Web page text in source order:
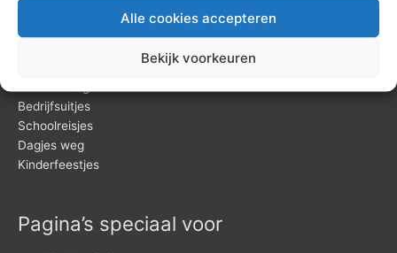
Alle cookies accepteren
Bekijk voorkeuren
De leukste programma’s voor
Bedrijfsuitjes
Schoolreisjes
Dagjes weg
Kinderfeestjes
Pagina’s speciaal voor